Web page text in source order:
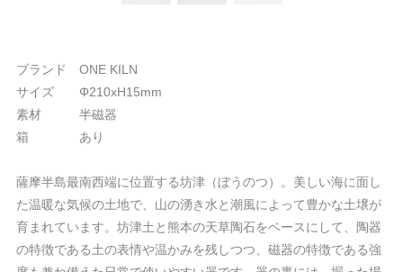
ブランド ONE KILN
サイズ Φ210xH15mm
素材 半磁器
箱 あり
薩摩半島最南西端に位置する坊津（ぼうのつ）。美しい海に面し
た温暖な気候の土地で、山の湧き水と潮風によって豊かな土壌が
育まれています。坊津土と熊本の天草陶石をベースにして、陶器
の特徴である土の表情や温かみを残しつつ、磁器の特徴である強